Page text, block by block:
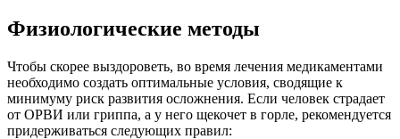
Физиологические методы
Чтобы скорее выздороветь, во время лечения медикаментами
необходимо создать оптимальные условия, сводящие к
минимуму риск развития осложнения. Если человек страдает
от ОРВИ или гриппа, а у него щекочет в горле, рекомендуется
придерживаться следующих правил: